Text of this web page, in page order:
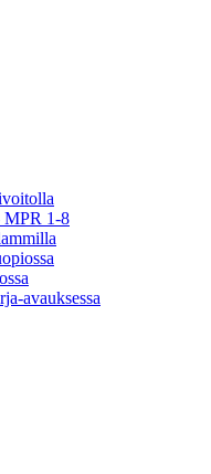
MPR 1-8
avauksessa